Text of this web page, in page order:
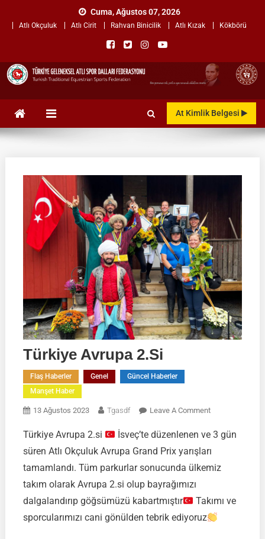
Cuma, Ağustos 07, 2026
Atlı Okçuluk Atlı Cirit Rahvan Binicilik Atlı Kızak Kökbörü
TÜRKİYE GELENEKSEL ATLI
SPOR DALLARIAt Kimlik Belgesi
Türkiye Avrupa 2.si
Flaş Haberler Genel
Güncel Haberler
Manşet Haber
13 Ağustos 2023 Tgasdf Leave A CommentOn
Avrupa
2.si
Türkiye Avrupa 2.si
İsveç’te düzenlenen ve 3 gün
süren Atlı Okçuluk Avrupa Grand Prix yarışları
tamamlandı. Tüm parkurlar sonucunda ülkemiz
takım olarak Avrupa 2.si olup bayrağımızı
dalgalandırıp göğsümüzü kabartmıştır
Takımı ve
sporcularımızı cani gönülden tebrik ediyoruz